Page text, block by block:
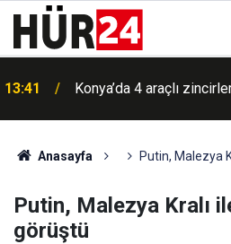
13:41 Konya’da 4 araçlı
Anasayfa Putin, Malezya
Putin, Malezya Kralı
görüştü